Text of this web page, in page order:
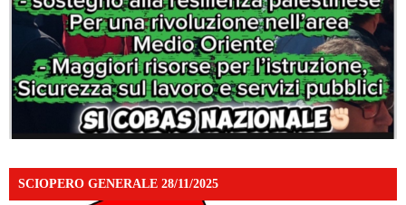
SCIOPERO GENERALE 28/11/2025